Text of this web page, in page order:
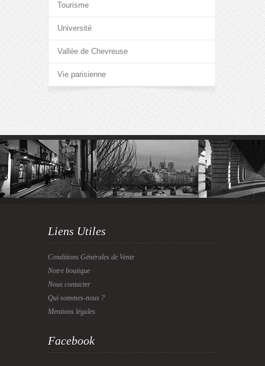
Tourisme
Université
Vallée de Chevreuse
Vie parisienne
Liens Utiles
Conditions Générales de Vente
Notre boutique
Nous contacter
Qui sommes-nous ?
Mentions légales
Facebook